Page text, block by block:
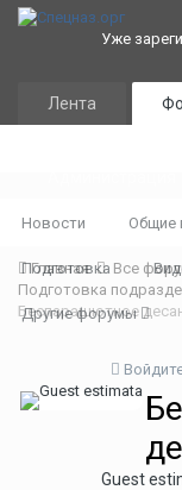
Уже
Лента
Новости Общие
Подготовка
Другие форумы
Главная
Все
Подготовка
Беспарашютное
Guest